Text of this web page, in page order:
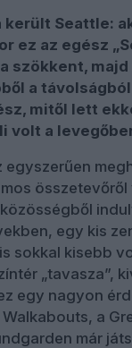
került Seattle:
ez az egész
szökkent,
a
mitől lett
volt a
egyszerűen
összetevőről
egy kis
sokkal kisebb
„tavasza”,
egy nagyon
a
már